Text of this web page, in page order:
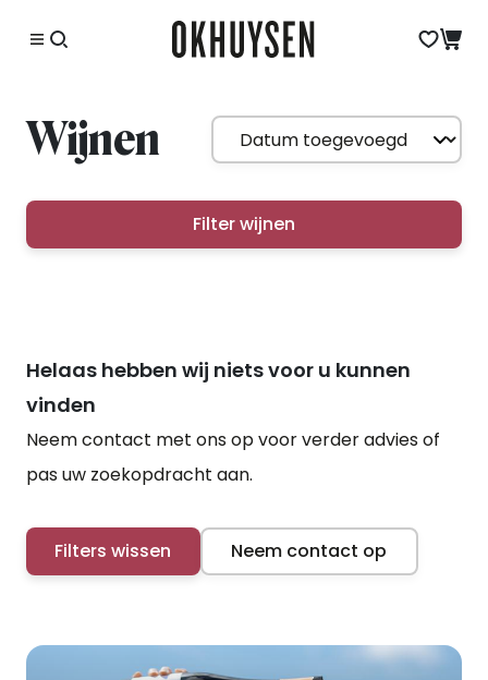
Wijnen
Filter wijnen
Helaas hebben wij niets voor u kunnen
vinden
Neem contact met ons op voor verder advies of
pas uw zoekopdracht aan.
Filters wissen Neem contact op